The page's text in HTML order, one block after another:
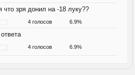
что зря донил на -18 луку??
4 голосов 6.9%
4 голосов 6.9%